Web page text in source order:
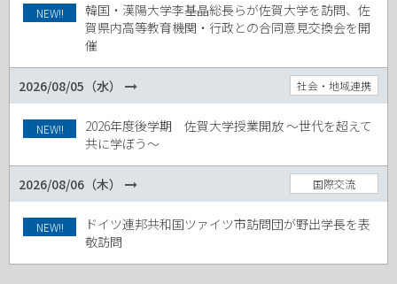
NEW!!
韓国・漢陽大学李基晶総長らが佐賀大学を訪問、佐
賀県内高等教育機関・行政との合同意見交換会を開
催
2026/08/05（水）
NEW!!
2026年度後学期 佐賀大学授業開放 ～世代を超えて
共に学ぼう～
社会・地域連携
2026/08/06（木）
NEW!!
ドイツ連邦共和国ツァイツ市訪問団が野出学長を表
敬訪問
国際交流